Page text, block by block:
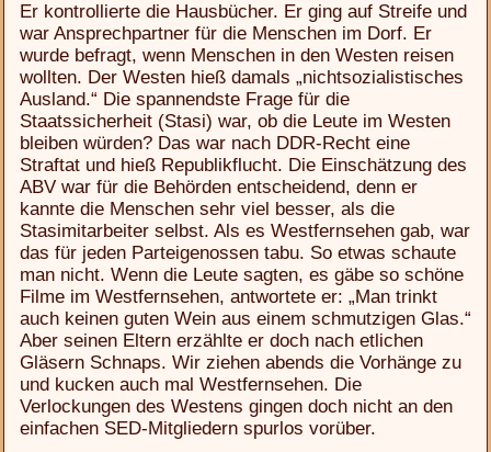
Er kontrollierte die Hausbücher. Er ging auf Streife und
war Ansprechpartner für die Menschen im Dorf. Er
wurde befragt, wenn Menschen in den Westen reisen
wollten. Der Westen hieß damals „nichtsozialistisches
Ausland.“ Die spannendste Frage für die
Staatssicherheit (Stasi) war, ob die Leute im Westen
bleiben würden? Das war nach DDR-Recht eine
Straftat und hieß Republikflucht. Die Einschätzung des
ABV war für die Behörden entscheidend, denn er
kannte die Menschen sehr viel besser, als die
Stasimitarbeiter selbst. Als es Westfernsehen gab, war
das für jeden Parteigenossen tabu. So etwas schaute
man nicht. Wenn die Leute sagten, es gäbe so schöne
Filme im Westfernsehen, antwortete er: „Man trinkt
auch keinen guten Wein aus einem schmutzigen Glas.“
Aber seinen Eltern erzählte er doch nach etlichen
Gläsern Schnaps. Wir ziehen abends die Vorhänge zu
und kucken auch mal Westfernsehen. Die
Verlockungen des Westens gingen doch nicht an den
einfachen SED-Mitgliedern spurlos vorüber.